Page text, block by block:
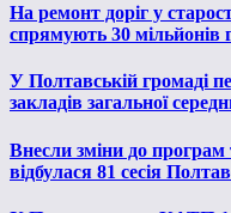
На ремонт доріг у
спрямують 30 мільйонів
У Полтавській громаді
закладів загальної
Внесли зміни до
відбулася 81 сесія